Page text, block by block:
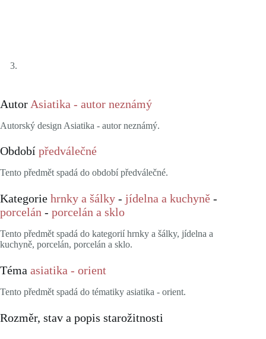
Autor Asiatika - autor neznámý
Autorský design Asiatika - autor neznámý.
Období předválečné
Tento předmět spadá do období předválečné.
Kategorie hrnky a šálky - jídelna a kuchyně -
porcelán - porcelán a sklo
Tento předmět spadá do kategorií hrnky a šálky, jídelna a
kuchyně, porcelán, porcelán a sklo.
Téma asiatika - orient
Tento předmět spadá do tématiky asiatika - orient.
Rozměr, stav a popis starožitnosti